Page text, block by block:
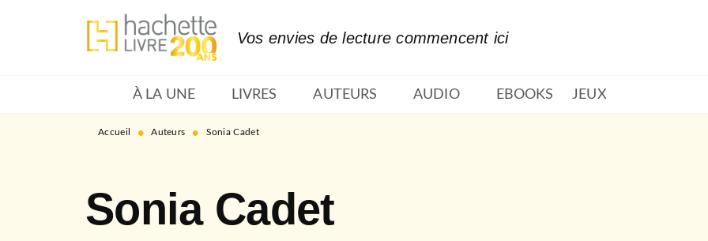
MENU RECHERCHE
Vos envies de lecture commencent ici
À LA UNE LIVRES AUTEURS AUDIO EBOOKS JEUX
Accueil • Auteurs • Sonia Cadet
Sonia Cadet